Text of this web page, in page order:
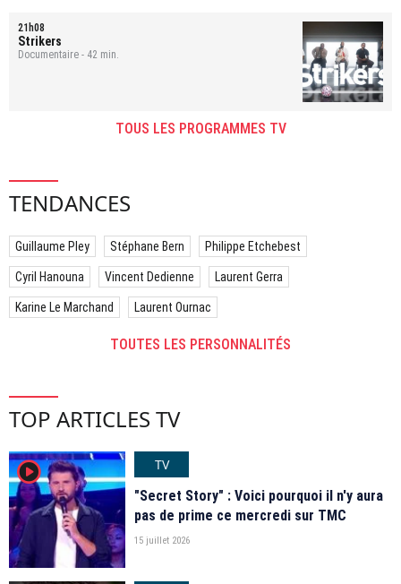
21h08
Strikers
Documentaire - 42 min.
TOUS LES PROGRAMMES TV
TENDANCES
Guillaume Pley Stéphane Bern Philippe Etchebest
Cyril Hanouna Vincent Dedienne Laurent Gerra
Karine Le Marchand Laurent Ournac
TOUTES LES PERSONNALITÉS
TOP ARTICLES TV
player2
TV
"Secret Story" : Voici pourquoi il n'y aura
pas de prime ce mercredi sur TMC
15 juillet 2026